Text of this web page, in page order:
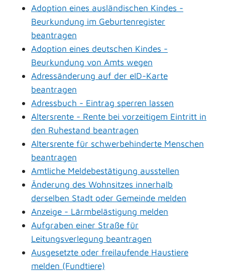
Adoption eines ausländischen Kindes -
Beurkundung im Geburtenregister
beantragen
Adoption eines deutschen Kindes -
Beurkundung von Amts wegen
Adressänderung auf der eID-Karte
beantragen
Adressbuch - Eintrag sperren lassen
Altersrente - Rente bei vorzeitigem Eintritt in
den Ruhestand beantragen
Altersrente für schwerbehinderte Menschen
beantragen
Amtliche Meldebestätigung ausstellen
Änderung des Wohnsitzes innerhalb
derselben Stadt oder Gemeinde melden
Anzeige - Lärmbelästigung melden
Aufgraben einer Straße für
Leitungsverlegung beantragen
Ausgesetzte oder freilaufende Haustiere
melden (Fundtiere)